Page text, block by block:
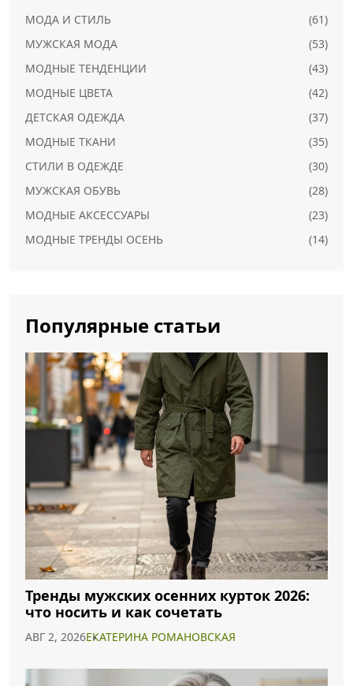
МОДА И СТИЛЬ
(61)
МУЖСКАЯ МОДА
(53)
МОДНЫЕ ТЕНДЕНЦИИ
(43)
МОДНЫЕ ЦВЕТА
(42)
ДЕТСКАЯ ОДЕЖДА
(37)
МОДНЫЕ ТКАНИ
(35)
СТИЛИ В ОДЕЖДЕ
(30)
МУЖСКАЯ ОБУВЬ
(28)
МОДНЫЕ АКСЕССУАРЫ
(23)
МОДНЫЕ ТРЕНДЫ ОСЕНЬ
(14)
Популярные статьи
Тренды мужских осенних курток 2026:
что носить и как сочетать
АВГ 2, 2026ЕКАТЕРИНА РОМАНОВСКАЯ